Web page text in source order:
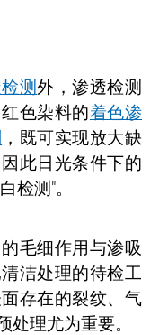
测外，渗透检测
色染料的着色渗
，既可实现放大缺
此日光条件下的
检测"。
毛细作用与渗吸
洁处理的待检工
存在的裂纹、气
理尤为重要。